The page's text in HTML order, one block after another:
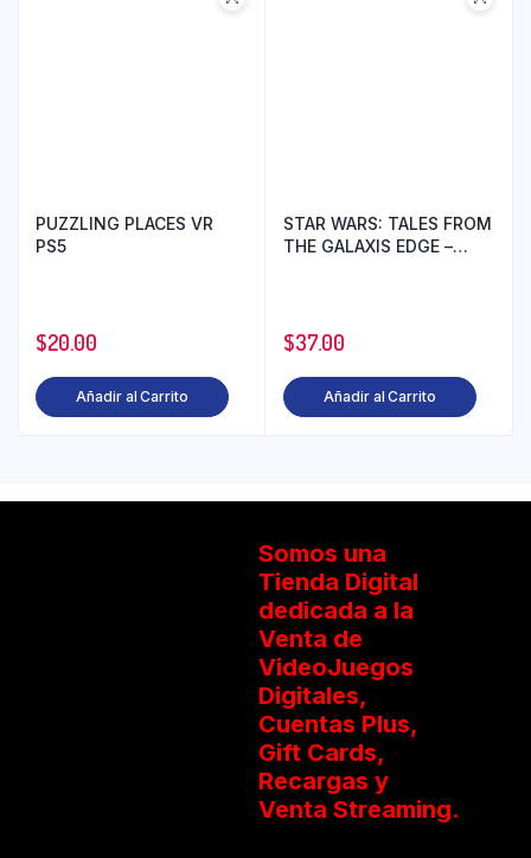
PUZZLING PLACES VR
PS5
$20.00
Añadir al Carrito
STAR WARS: TALES FROM
THE GALAXIS EDGE –
$37.00
Añadir al Carrito
Somos una
Tienda Digital
dedicada a la
Venta de
VideoJuegos
Digitales,
Cuentas Plus,
Gift Cards,
Recargas y
Venta Streaming.